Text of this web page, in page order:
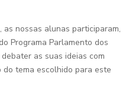
nossas alunas participaram,
Programa Parlamento dos
as suas ideias com
tema escolhido para este